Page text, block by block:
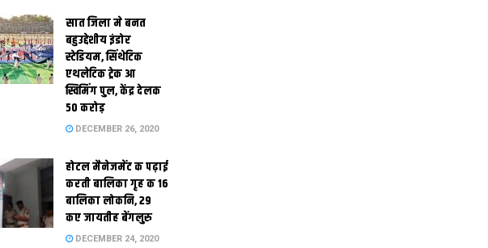
सात जिला मे बनत
बहुउद्देशीय इंडोर
स्‍टेडि‍यम, सिंथेटिक
एथलेटिक ट्रेक आ
स्विमिंग पुल, केंद्र देलक
50 करोड़
DECEMBER 26, 2020
होटल मैनेजमेंट क पढ़ाई
करती बालिका गृह क 16
बालिका लोकनि, 29
कए जायतीह बेंगलुरु
DECEMBER 24, 2020